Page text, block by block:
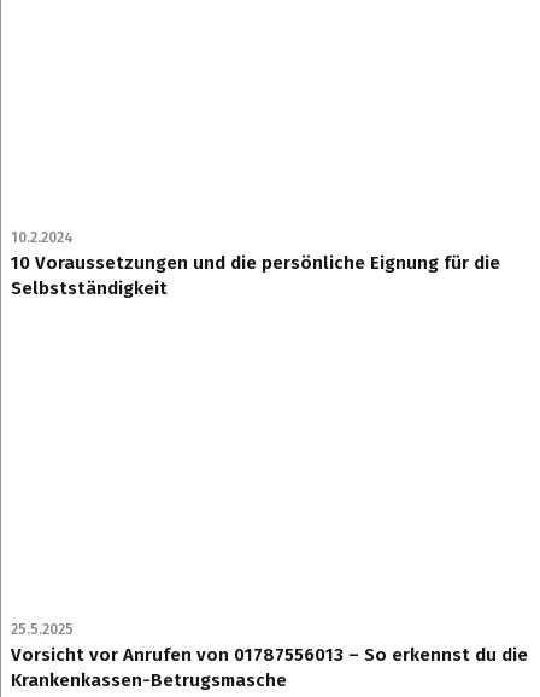
10.2.2024
10 Voraussetzungen und die persönliche Eignung für die
Selbstständigkeit
25.5.2025
Vorsicht vor Anrufen von 01787556013 – So erkennst du die
Krankenkassen-Betrugsmasche